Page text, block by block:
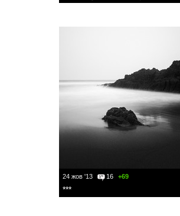
24 жов '13 16 +69
***